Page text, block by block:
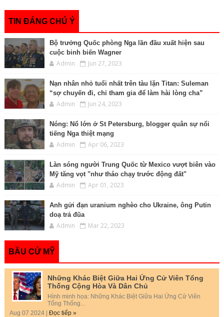
k
e
TIN ĐÁNG CHÚ Ý
Bộ trưởng Quốc phòng Nga lần đầu xuất hiện sau
cuộc binh biến Wagner
Admin Jun 27, 2023
Nạn nhân nhỏ tuổi nhất trên tàu lặn Titan: Suleman
“sợ chuyến đi, chỉ tham gia để làm hài lòng cha”
Admin Jun 24, 2023
Nóng: Nổ lớn ở St Petersburg, blogger quân sự nổi
tiếng Nga thiệt mạng
Admin Apr 06, 2023
Làn sóng người Trung Quốc từ Mexico vượt biên vào
Mỹ tăng vọt "như tháo chạy trước động đất"
Admin Apr 01, 2023
Anh gửi đạn uranium nghèo cho Ukraine, ông Putin
doạ trả đũa
Admin Mar 22, 2023
BẦU CỬ MỸ
Những Khác Biệt Giữa Hai Ứng Cử Viên Tổng
Thống Cộng Hòa Và Dân Chủ
Hình minh họa: Những Khác Biệt Giữa Hai Ứng Cử Viên
Tổng Thống...
Aug 07 2024 | Đọc tiếp »